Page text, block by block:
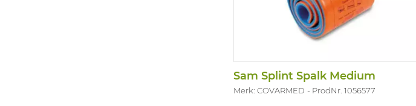
Sam Splint Spalk Medium
Merk: COVARMED ProdNr. 1056577